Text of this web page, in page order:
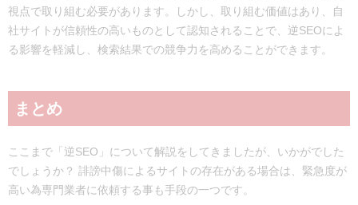
視点で取り組む必要があります。しかし、取り組む価値はあり、自
社サイトが信頼性の高いものとして認知されることで、逆SEOによ
る影響を軽減し、検索結果での競争力を高めることができます。
まとめ
ここまで「逆SEO」について解説をしてきましたが、いかがでした
でしょうか？ 誹謗中傷によるサイトの存在がある場合は、緊急度が
高い為専門業者に依頼する事も手段の一つです。